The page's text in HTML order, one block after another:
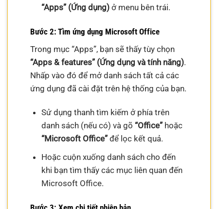
“Apps” (Ứng dụng)ở menu bên trái.
Bước 2: Tìm ứng dụng Microsoft Office
Trong mục “Apps”, bạn sẽ thấy tùy chọn
“Apps & features” (Ứng dụng và tính năng).
Nhấp vào đó để mở danh sách tất cả các
ứng dụng đã cài đặt trên hệ thống của bạn.
Sử dụng thanh tìm kiếm ở phía trên
danh sách (nếu có) và gõ “Office”hoặc
“Microsoft Office”để lọc kết quả.
Hoặc cuộn xuống danh sách cho đến
khi bạn tìm thấy các mục liên quan đến
Microsoft Office.